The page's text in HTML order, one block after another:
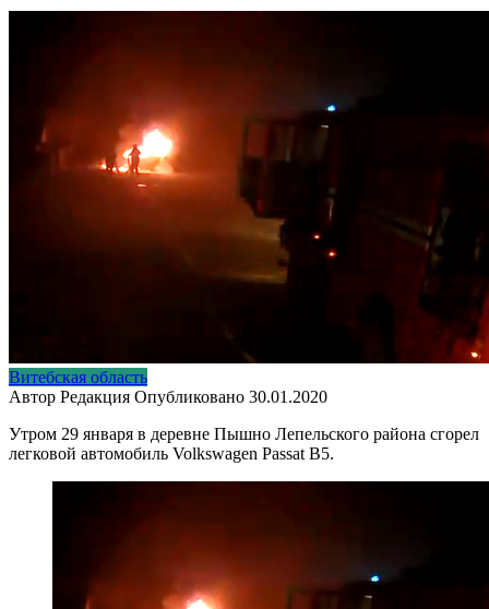
Витебская область
Автор Редакция Опубликовано 30.01.2020
Утром 29 января в деревне Пышно Лепельского района сгорел
легковой автомобиль Volkswagen Passat B5.